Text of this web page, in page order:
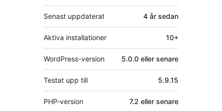
Senast uppdaterat 4 år sedan
Aktiva installationer 10+
WordPress-version 5.0.0 eller senare
Testat upp till 5.9.15
PHP-version 7.2 eller senare